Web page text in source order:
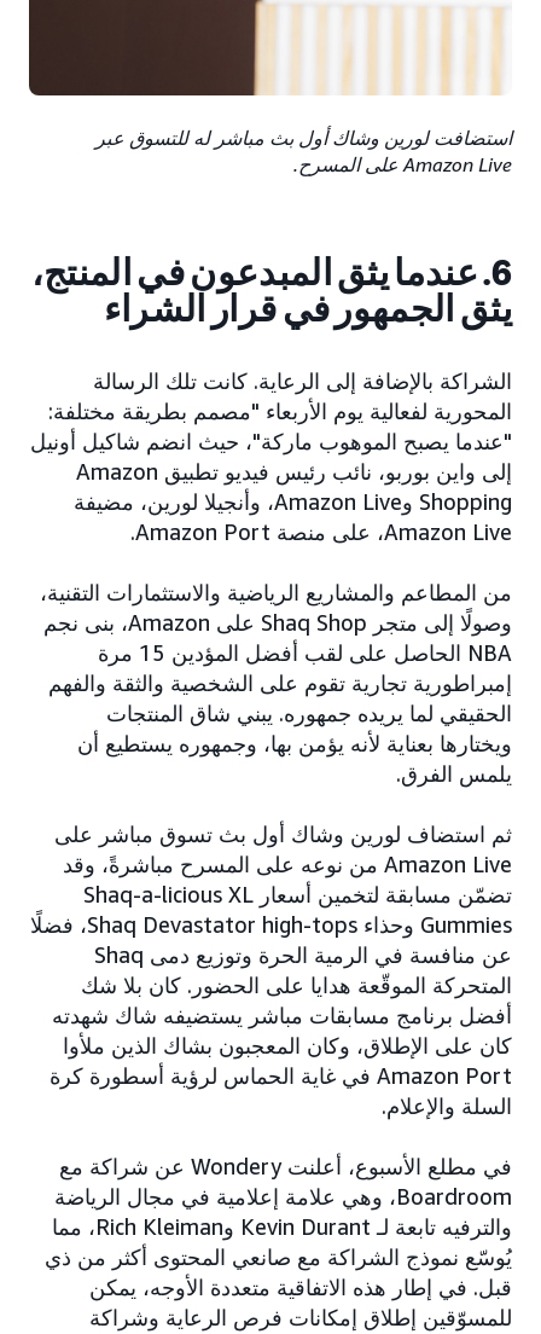
استضافت لورين وشاك أول بث مباشر له للتسوق عبر
Amazon Live على المسرح.
6. عندما يثق المبدعون في المنتج،
يثق الجمهور في قرار الشراء
الشراكة بالإضافة إلى الرعاية. كانت تلك الرسالة
المحورية لفعالية يوم الأربعاء "مصمم بطريقة مختلفة:
"عندما يصبح الموهوب ماركة"، حيث انضم شاكيل أونيل
إلى واين بوربو، نائب رئيس فيديو تطبيق Amazon
Shopping وAmazon Live، وأنجيلا لورين، مضيفة
Amazon Live، على منصة Amazon Port.
من المطاعم والمشاريع الرياضية والاستثمارات التقنية،
وصولًا إلى متجر Shaq Shop على Amazon، بنى نجم
NBA الحاصل على لقب أفضل المؤدين 15 مرة
إمبراطورية تجارية تقوم على الشخصية والثقة والفهم
الحقيقي لما يريده جمهوره. يبني شاق المنتجات
ويختارها بعناية لأنه يؤمن بها، وجمهوره يستطيع أن
يلمس الفرق.
ثم استضاف لورين وشاك أول بث تسوق مباشر على
Amazon Live من نوعه على المسرح مباشرةً، وقد
تضمّن مسابقة لتخمين أسعار Shaq-a-licious XL
Gummies وحذاء Shaq Devastator high-tops، فضلًا
عن منافسة في الرمية الحرة وتوزيع دمى Shaq
المتحركة الموقّعة هدايا على الحضور. كان بلا شك
أفضل برنامج مسابقات مباشر يستضيفه شاك شهدته
كان على الإطلاق، وكان المعجبون بشاك الذين ملأوا
Amazon Port في غاية الحماس لرؤية أسطورة كرة
السلة والإعلام.
في مطلع الأسبوع، أعلنت Wondery عن شراكة مع
Boardroom، وهي علامة إعلامية في مجال الرياضة
والترفيه تابعة لـ Kevin Durant وRich Kleiman، مما
يُوسّع نموذج الشراكة مع صانعي المحتوى أكثر من ذي
قبل. في إطار هذه الاتفاقية متعددة الأوجه، يمكن
للمسوّقين إطلاق إمكانات فرص الرعاية وشراكة